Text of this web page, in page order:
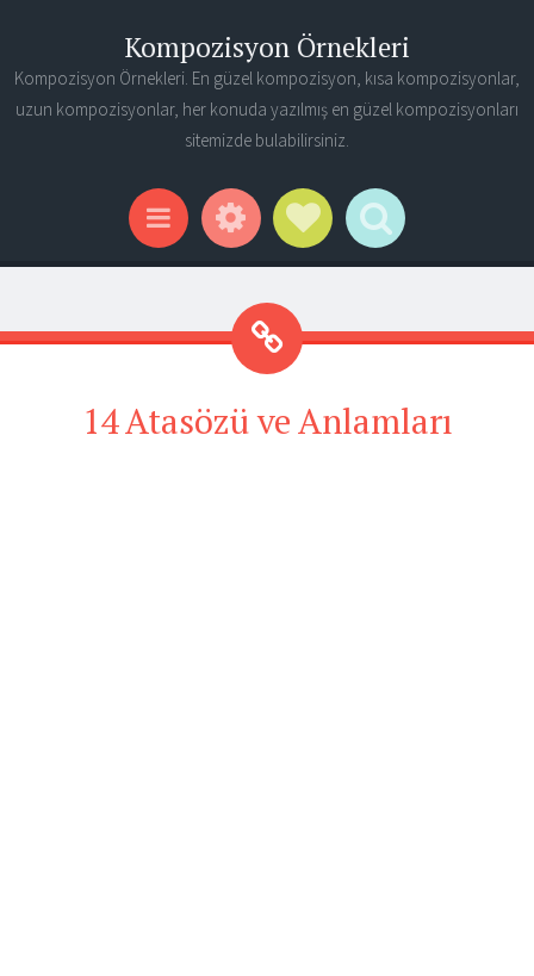
Kompozisyon Örnekleri
Kompozisyon Örnekleri. En güzel kompozisyon, kısa kompozisyonlar,
uzun kompozisyonlar, her konuda yazılmış en güzel kompozisyonları
sitemizde bulabilirsiniz.
Menu WidgetsSocial Links
Search
14 Atasözü ve Anlamları